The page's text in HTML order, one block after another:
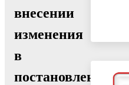
внесении
изменения
в
постановление